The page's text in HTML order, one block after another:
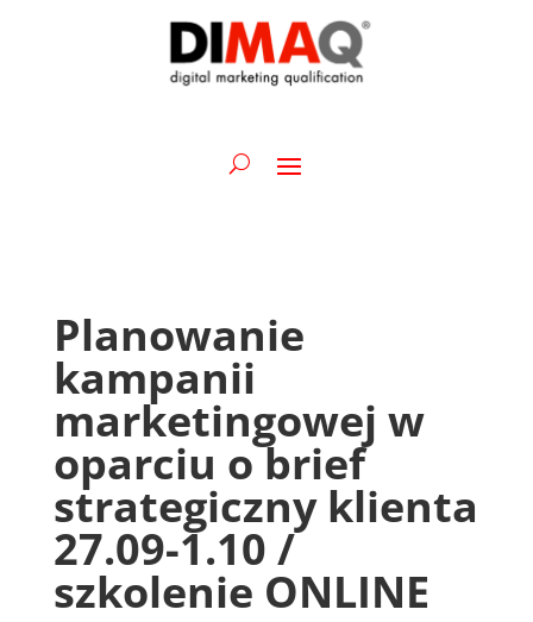
Planowanie
kampanii
marketingowej w
oparciu o brief
strategiczny klienta
27.09-1.10 /
szkolenie ONLINE